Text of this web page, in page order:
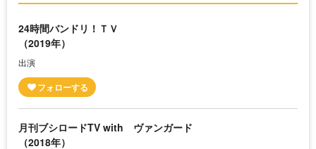
24時間バンドリ！ＴＶ
（2019年）
出演
月刊ブシロードTV with ヴァンガード
（2018年）